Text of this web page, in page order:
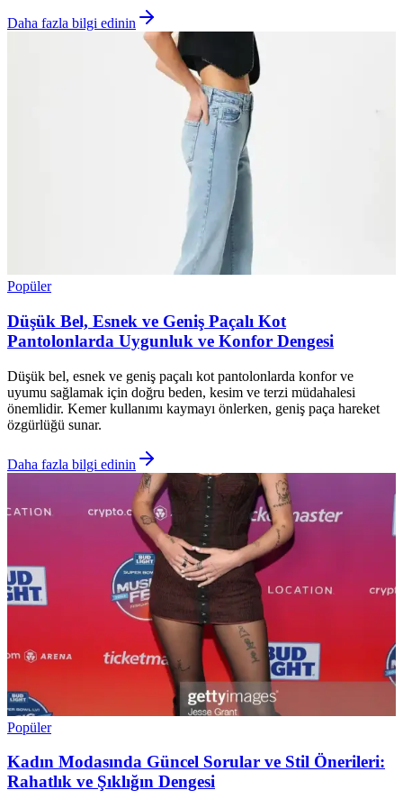
Daha fazla bilgi edinin
Popüler
Düşük Bel, Esnek ve Geniş Paçalı Kot
Pantolonlarda Uygunluk ve Konfor Dengesi
Düşük bel, esnek ve geniş paçalı kot pantolonlarda konfor ve
uyumu sağlamak için doğru beden, kesim ve terzi müdahalesi
önemlidir. Kemer kullanımı kaymayı önlerken, geniş paça hareket
özgürlüğü sunar.
Daha fazla bilgi edinin
Popüler
Kadın Modasında Güncel Sorular ve Stil Önerileri:
Rahatlık ve Şıklığın Dengesi